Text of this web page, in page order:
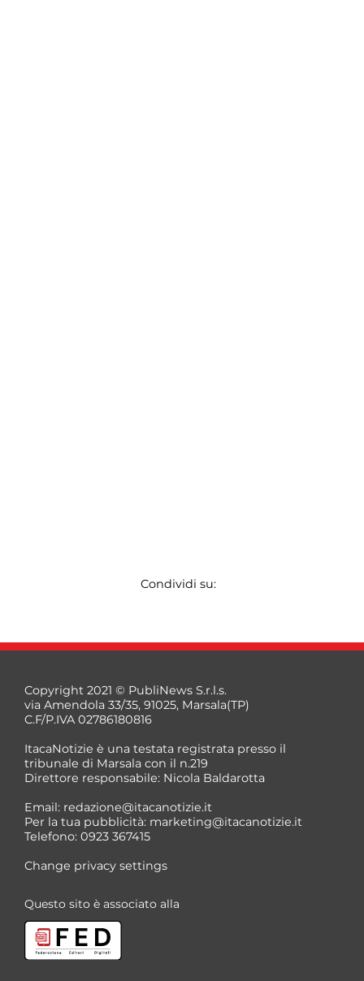
Condividi su:
Copyright 2021 © PubliNews S.r.l.s.
via Amendola 33/35, 91025, Marsala(TP)
C.F/P.IVA 02786180816
ItacaNotizie è una testata registrata presso il
tribunale di Marsala con il n.219
Direttore responsabile: Nicola Baldarotta
Email: redazione@itacanotizie.it
Per la tua pubblicità: marketing@itacanotizie.it
Telefono: 0923 367415
Change privacy settings
Questo sito è associato alla